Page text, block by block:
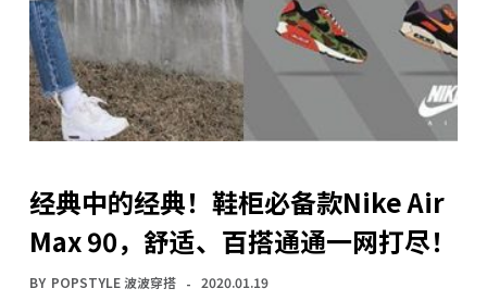
经典中的经典！鞋柜必备款Nike Air
Max 90，舒适、百搭通通一网打尽！
BY POPSTYLE 波波穿搭 2020.01.19